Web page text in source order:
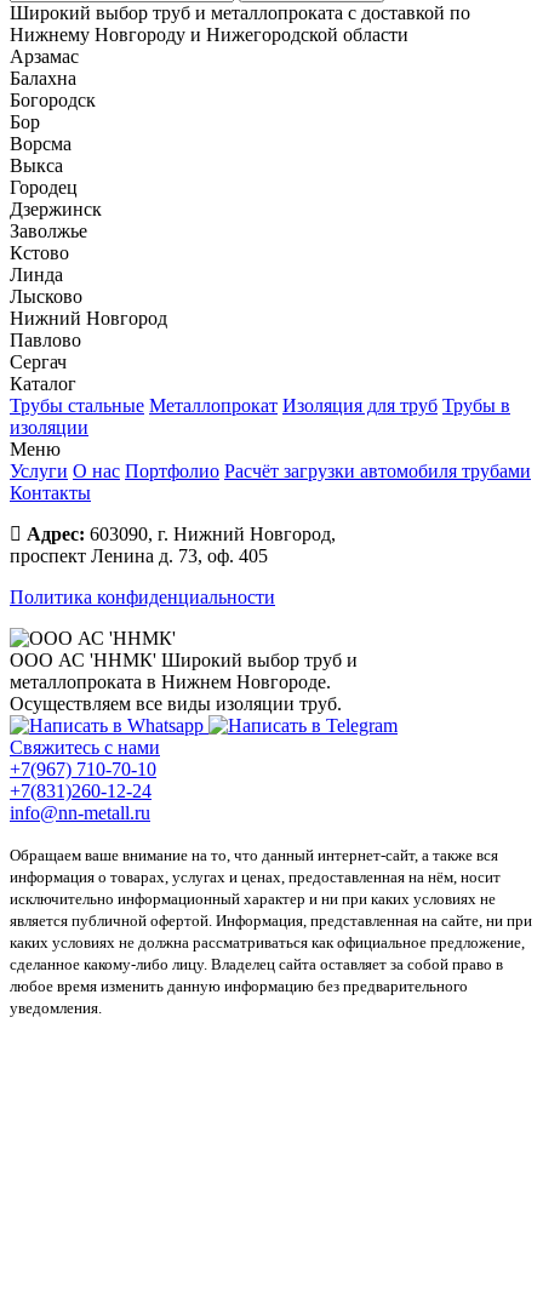
Широкий выбор труб и металлопроката с доставкой по
Нижнему Новгороду и Нижегородской области
Арзамас
Балахна
Богородск
Бор
Ворсма
Выкса
Городец
Дзержинск
Заволжье
Кстово
Линда
Лысково
Нижний Новгород
Павлово
Сергач
Каталог
Трубы стальные Металлопрокат Изоляция для труб Трубы в
изоляции
Меню
Услуги О нас Портфолио Расчёт загрузки автомобиля трубами
Контакты
Адрес: 603090, г. Нижний Новгород,
проспект Ленина д. 73, оф. 405
Политика конфиденциальности
ООО АС 'ННМК' Широкий выбор труб и
металлопроката в Нижнем Новгороде.
Осуществляем все виды изоляции труб.
Свяжитесь с нами
+7(967) 710-70-10
+7(831)260-12-24
info@nn-metall.ru
Обращаем ваше внимание на то, что данный интернет-сайт, а также вся
информация о товарах, услугах и ценах, предоставленная на нём, носит
исключительно информационный характер и ни при каких условиях не
является публичной офертой. Информация, представленная на сайте, ни при
каких условиях не должна рассматриваться как официальное предложение,
сделанное какому-либо лицу. Владелец сайта оставляет за собой право в
любое время изменить данную информацию без предварительного
уведомления.